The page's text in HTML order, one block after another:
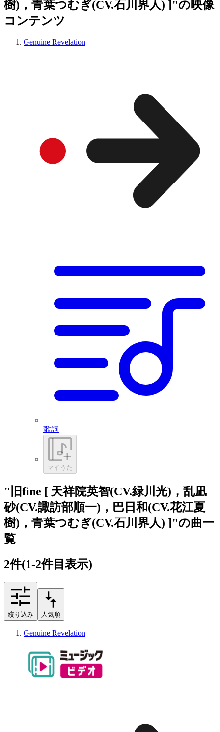
樹)，青葉つむぎ(CV.石川界人) ]"の映像
コンテンツ
Genuine Revelation
歌詞
マイうた
"旧fine [ 天祥院英智(CV.緑川光)，乱凪
砂(CV.諏訪部順一)，巴日和(CV.花江夏
樹)，青葉つむぎ(CV.石川界人) ]"の曲一
覧
2件(1-2件目表示)
絞り込み 人気順
Genuine Revelation